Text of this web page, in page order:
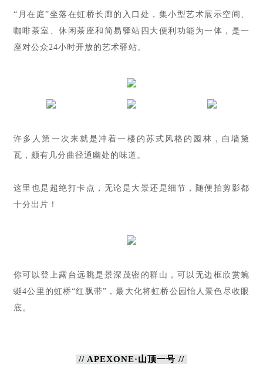
“月在庭”坐落在虹桥长廊的入口处，集小型艺术展示空间、
咖啡茶室、休闲茶座和简易驿站四大便利功能为一体，是一
座对公众24小时开放的艺术驿站。
许多人第一次来就是冲着一楼的苏式风格的园林，白墙黛
瓦，颇有几分曲径通幽处的味道。
这里也是超绝打卡点，无论是大景还是细节，随便拍剪影都
十分出片！
你可以登上露台远眺是景深茂密的群山，可以无边框欣赏蜿
蜒4公里的虹桥“红飘带”，最大化将虹桥公园怡人景色尽收眼
底。
// APEXONE·山顶一号 //